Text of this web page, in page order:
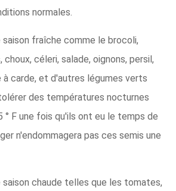
normales.
fraîche comme le brocoli,
choux, céleri, salade, oignons, persil,
à carde, et d'autres légumes verts
des températures nocturnes
° F une fois qu'ils ont eu le temps de
n'endommagera pas ces semis une
chaude telles que les tomates,